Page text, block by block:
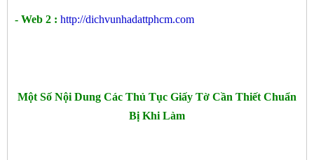
- Web 2 : http://dichvunhadattphcm.com
Một Số Nội Dung Các Thủ Tục Giấy Tờ Cần Thiết Chuẩn
Bị Khi Làm